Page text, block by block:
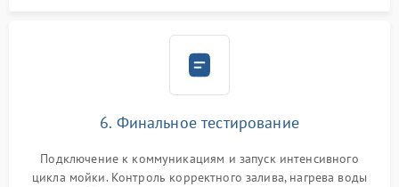
6. Финальное тестирование
Подключение к коммуникациям и запуск интенсивного
цикла мойки. Контроль корректного залива, нагрева воды